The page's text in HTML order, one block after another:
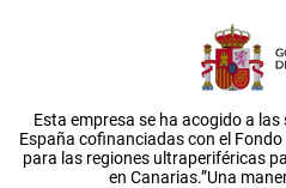
Esta empresa se ha acogido a
España cofinanciadas con el Fondo
para las regiones ultraperiféricas
en Canarias.”Una